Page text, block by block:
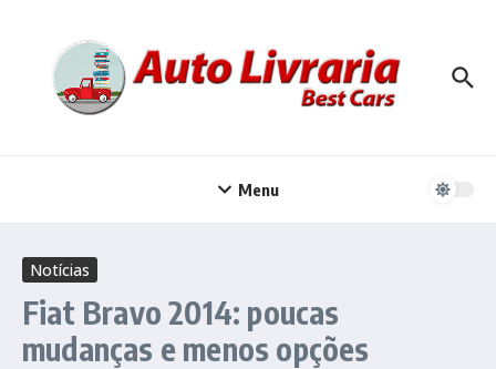
Menu
Notícias
Fiat Bravo 2014: poucas
mudanças e menos opções